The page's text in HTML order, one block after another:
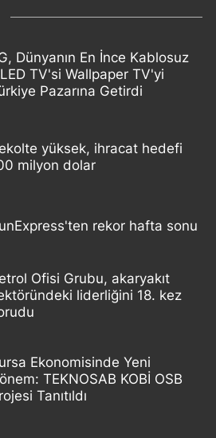
Dünyanın En İnce Kablosuz
TV'si Wallpaper TV'yi
Pazarına Getirdi
yüksek, ihracat hedefi
milyon dolar
rekor hafta sonu
Ofisi Grubu, akaryakıt
liderliğini 18. kez
Ekonomisinde Yeni
TEKNOSAB KOBİ OSB
Tanıtıldı